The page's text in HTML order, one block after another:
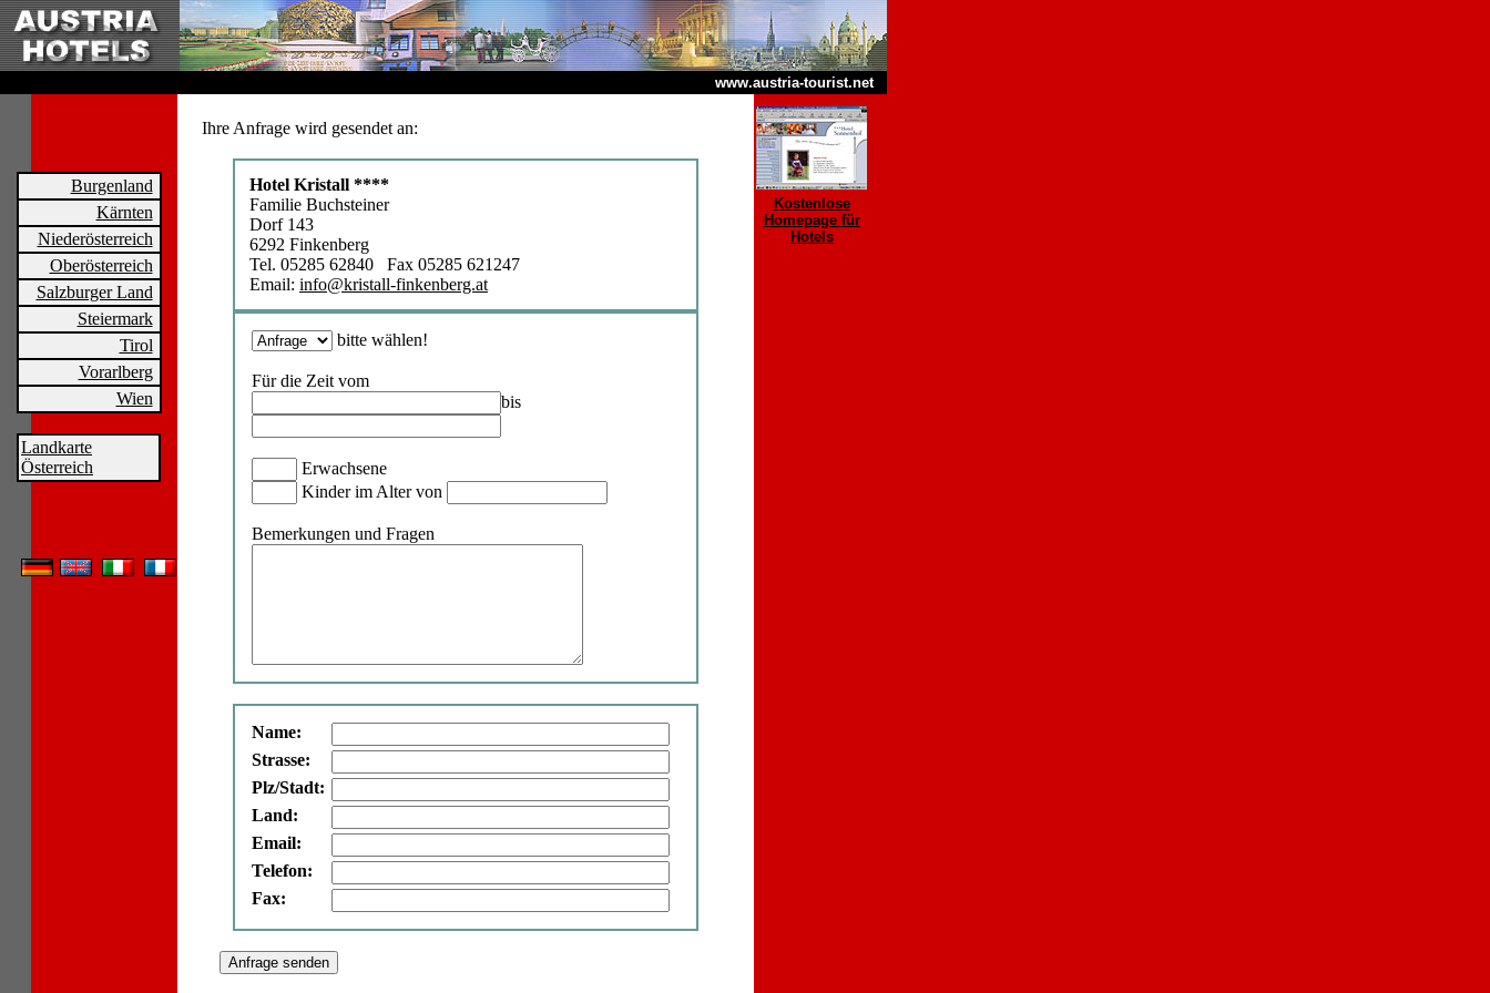
www.austria-tourist.net
Burgenland
Kärnten
Niederösterreich
Oberösterreich
Salzburger Land
Steiermark
Tirol
Vorarlberg
Wien
Landkarte
Österreich
Ihre Anfrage wird gesendet an:
Hotel Kristall ****
Familie Buchsteiner
Dorf 143
6292 Finkenberg
Tel. 05285 62840 Fax 05285 621247
Email: info@kristall-finkenberg.at
bitte wählen!
Für die Zeit vom
bis
Erwachsene
Kinder im Alter von
Bemerkungen und Fragen
Name:
Strasse:
Plz/Stadt:
Land:
Email:
Telefon:
Fax:
Kostenlose
Homepage für
Hotels